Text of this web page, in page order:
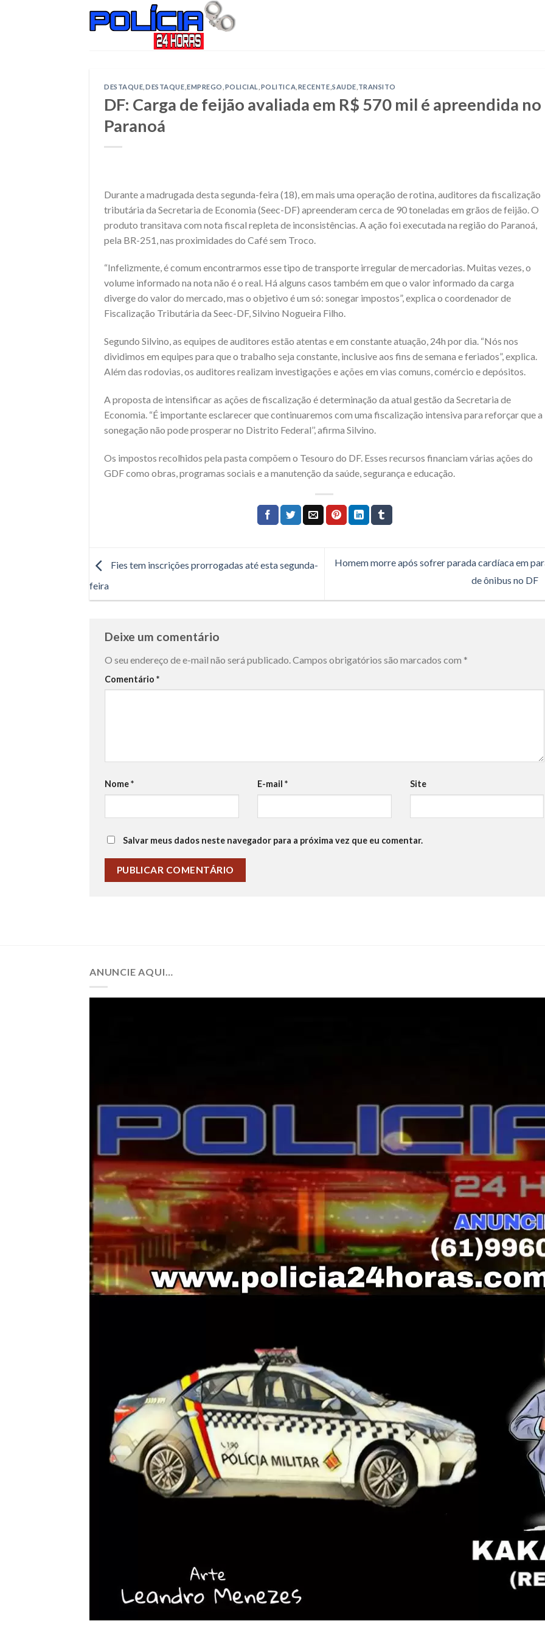
DESTAQUE ,DESTAQUE ,EMPREGO POLICIAL POLITICA RECENTE ,SAUDE TRANSITO
DF: Carga de feijão avaliada em R$ 570 mil é apreendida no
Paranoá
Durante a madrugada desta segunda-feira (18), em mais uma operação de rotina, auditores da fiscalização
tributária da Secretaria de Economia (Seec-DF) apreenderam cerca de 90 toneladas em grãos de feijão. O
produto transitava com nota fiscal repleta de inconsistências. A ação foi executada na região do Paranoá,
pela BR-251, nas proximidades do Café sem Troco.
“Infelizmente, é comum encontrarmos esse tipo de transporte irregular de mercadorias. Muitas vezes, o
volume informado na nota não é o real. Há alguns casos também em que o valor informado da carga
diverge do valor do mercado, mas o objetivo é um só: sonegar impostos”, explica o coordenador de
Fiscalização Tributária da Seec-DF, Silvino Nogueira Filho.
Segundo Silvino, as equipes de auditores estão atentas e em constante atuação, 24h por dia. “Nós nos
dividimos em equipes para que o trabalho seja constante, inclusive aos fins de semana e feriados”, explica.
Além das rodovias, os auditores realizam investigações e ações em vias comuns, comércio e depósitos.
A proposta de intensificar as ações de fiscalização é determinação da atual gestão da Secretaria de
Economia. “É importante esclarecer que continuaremos com uma fiscalização intensiva para reforçar que a
sonegação não pode prosperar no Distrito Federal’’, afirma Silvino.
Os impostos recolhidos pela pasta compõem o Tesouro do DF. Esses recursos financiam várias ações do
GDF como obras, programas sociais e a manutenção da saúde, segurança e educação.
Fies tem inscrições prorrogadas até esta segunda-
feira
Homem morre após sofrer parada cardíaca em
de ônibus no DF
Deixe um comentário
O seu endereço de e-mail não será publicado. Campos obrigatórios são marcados com *
Comentário *
Nome* E-mail * Site
Salvar meus dados neste navegador para a próxima vez que eu comentar.
ANUNCIE AQUI…